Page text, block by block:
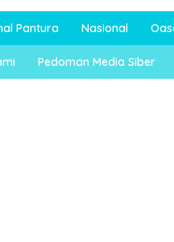
Pantura Nasional
Pedoman Media Siber